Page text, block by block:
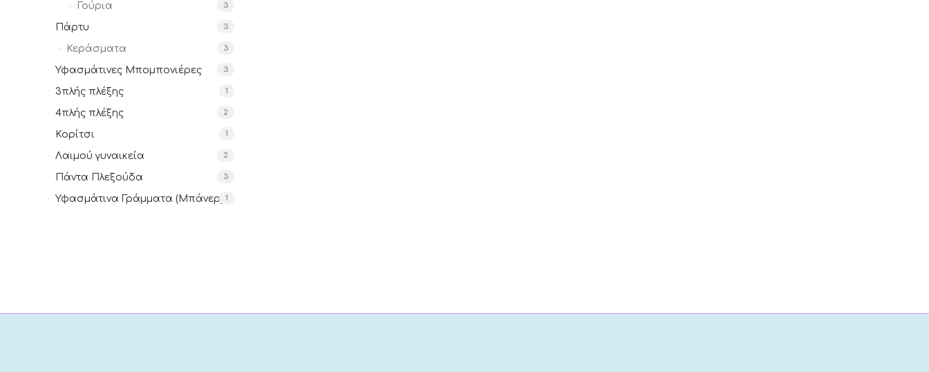
Γούρια 3
Πάρτυ 3
Κεράσματα 3
Υφασμάτινες Μπομπονιέρες 3
3πλής πλέξης 1
4πλής πλέξης 2
Κορίτσι 1
Λαιμού γυναικεία 2
Πάντα Πλεξούδα 3
Υφασμάτινα Γράμματα (Μπάνερ) 1